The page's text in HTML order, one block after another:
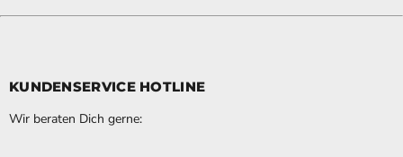
KUNDENSERVICE HOTLINE
Wir beraten Dich gerne: